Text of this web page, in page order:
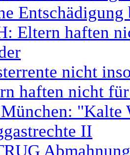
Eltern haften
nicht
haften nicht
"Kalte
II